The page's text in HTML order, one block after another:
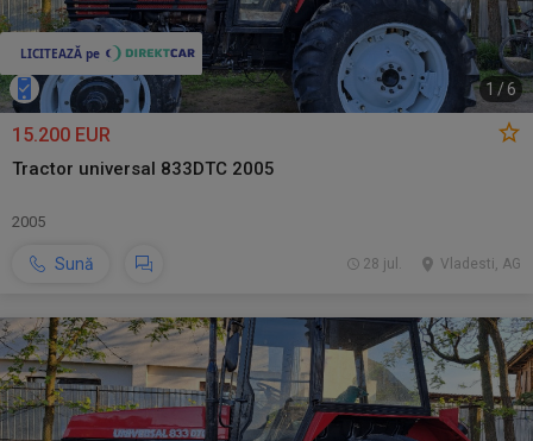
1 /6
15.200 EUR
Tractor universal 833DTC 2005
2005
Sună Vladesti, AG
28 jul.